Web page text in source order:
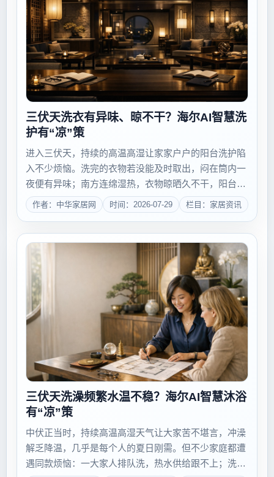
三伏天洗衣有异味、晾不干？海尔AI智慧洗
护有“凉”策
进入三伏天，持续的高温高湿让家家户户的阳台洗护陷
入不少烦恼。洗完的衣物若没能及时取出，闷在筒内一
夜便有异味；南方连绵湿热，衣物晾晒久不干，阳台空
间被晾衣架挤占，潮热异味成了夏日居家常态。7月28
日，海尔智家上线《硬刚三伏天，海尔AI智慧洗护有
作者：中华家居网 时间：2026-07-29 栏目：家居资讯
三伏天洗澡频繁水温不稳？海尔AI智慧沐浴
有“凉”策
中伏正当时，持续高温高湿天气让大家苦不堪言，冲澡
解乏降温，几乎是每个人的夏日刚需。但不少家庭都遭
遇同款烦恼：一大家人排队洗，热水供给跟不上；洗澡